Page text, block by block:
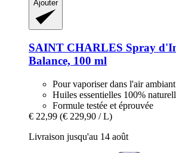
Ajouter
SAINT CHARLES Spray
Balance, 100 ml
Pour vaporiser dans l'air ambiant
Huiles essentielles 100%
Formule testée et éprouvée
€ 22,99 (€ 229,90 / L)
Livraison jusqu'au 14 août